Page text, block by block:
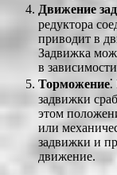
Движение
редуктора
приводит в
Задвижка
в
Торможение
задвижки
этом
или
задвижки и
движение.